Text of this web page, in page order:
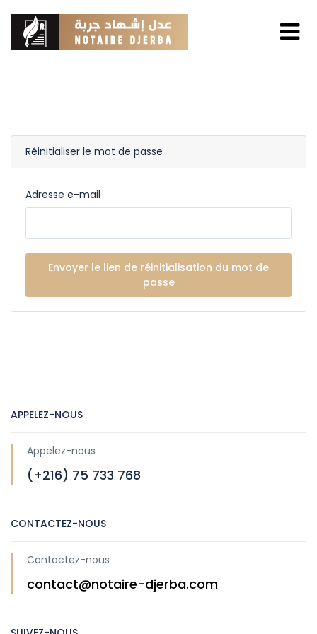
Réinitialiser le mot de passe
Adresse e-mail
Envoyer le lien de réinitialisation du mot de
passe
APPELEZ-NOUS
Appelez-nous
(+216) 75 733 768
CONTACTEZ-NOUS
Contactez-nous
contact@notaire-djerba.com